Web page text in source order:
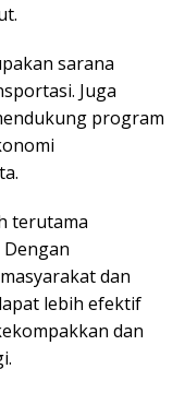
sarana
Juga
program
terutama
dan
lebih efektif
dan